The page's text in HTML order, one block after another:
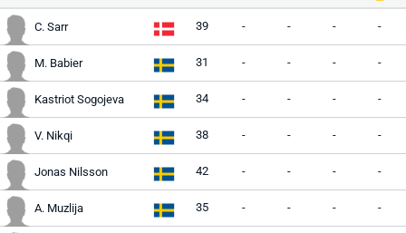
C. Sarr 39 - - - -
M. Babier 31 - - - -
Kastriot Sogojeva 34 - - - -
V. Nikqi 38 - - - -
Jonas Nilsson 42 - - - -
A. Muzlija 35 - - - -